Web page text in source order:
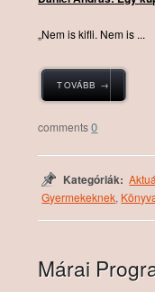
„Nem is kifli. Nem is ...
TOVÁBB →
0
Kategóriák:
Gyermekeknek,
Márai